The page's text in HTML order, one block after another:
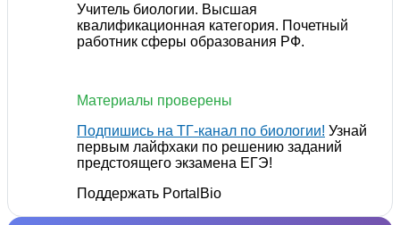
Учитель биологии. Высшая
квалификационная категория. Почетный
работник сферы образования РФ.
Материалы проверены
Подпишись на ТГ-канал по биологии! Узнай
первым лайфхаки по решению заданий
предстоящего экзамена ЕГЭ!
Поддержать PortalBio